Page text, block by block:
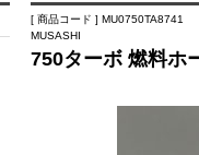
[ 商品コード ] MU0750TA8741
MUSASHI
750ターボ 燃料ホ